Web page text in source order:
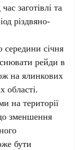
заготівлі та
різдвяно-
середини січня
рейди в
на ялинкових
області.
на території
зменшення
бути